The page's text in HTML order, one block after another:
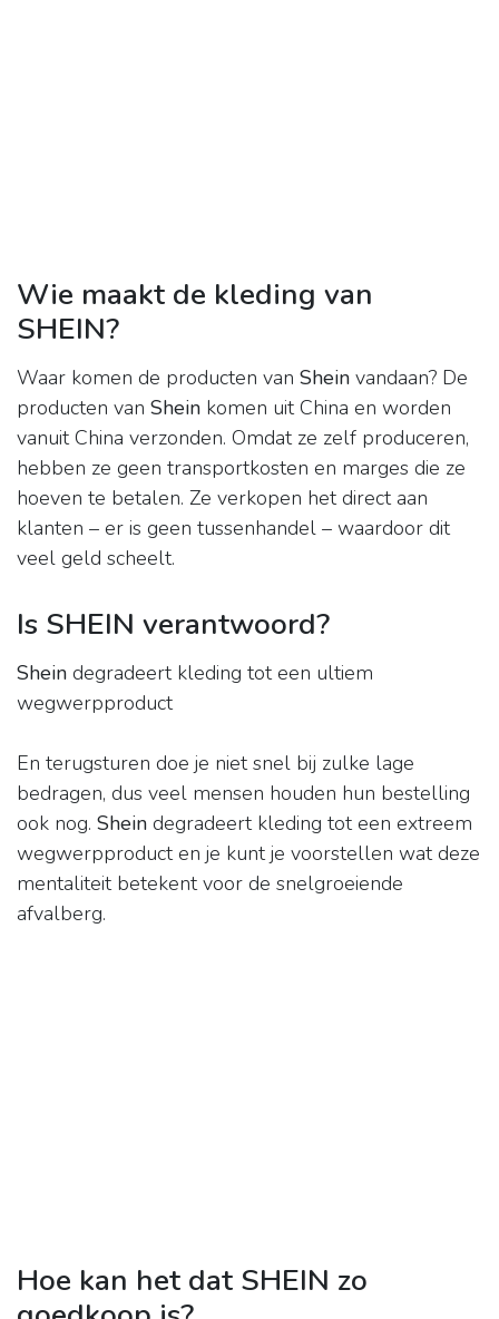
Wie maakt de kleding van
SHEIN?
Waar komen de producten van Shein vandaan? De
producten van Shein komen uit China en worden
vanuit China verzonden. Omdat ze zelf produceren,
hebben ze geen transportkosten en marges die ze
hoeven te betalen. Ze verkopen het direct aan
klanten – er is geen tussenhandel – waardoor dit
veel geld scheelt.
Is SHEIN verantwoord?
Shein degradeert kleding tot een ultiem
wegwerpproduct
En terugsturen doe je niet snel bij zulke lage
bedragen, dus veel mensen houden hun bestelling
ook nog. Shein degradeert kleding tot een extreem
wegwerpproduct en je kunt je voorstellen wat deze
mentaliteit betekent voor de snelgroeiende
afvalberg.
Hoe kan het dat SHEIN zo